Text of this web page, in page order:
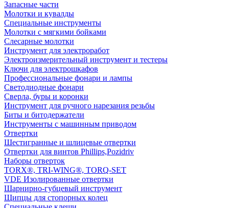
Запасные части
Молотки и кувалды
Специальные инструменты
Молотки с мягкими бойками
Слесарные молотки
Инструмент для электроработ
Электроизмерительный инструмент и тестеры
Ключи для электрошкафов
Профессиональные фонари и лампы
Светодиодные фонари
Сверла, буры и коронки
Инструмент для ручного нарезания резьбы
Биты и битодержатели
Инструменты с машинным приводом
Отвертки
Шестигранные и шлицевые отвертки
Отвертки для винтов Phillips,Pozidriv
Наборы отверток
TORX®, TRI-WING®, TORQ-SET
VDE Изолированные отвертки
Шарнирно-губцевый инструмент
Щипцы для стопорных колец